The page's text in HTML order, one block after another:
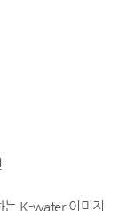
는 K-water 이미지